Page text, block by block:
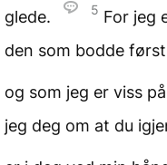
glede. 5 For jeg
den som bodde
og som jeg er viss
jeg deg om at du